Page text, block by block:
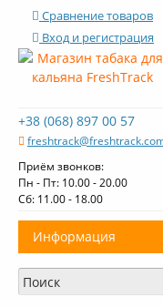
Сравнение товаров
Вход и регистрация
+38 (068) 897 00 57
Приём звонков:
Пн - Пт: 10.00 - 20.00
Cб: 11.00 - 18.00
Информация
О нас